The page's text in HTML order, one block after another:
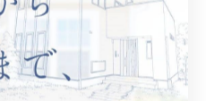
エアコンのメンテナンスを
ます。まず、塗装工事前に
機の清掃を済ませておくこ